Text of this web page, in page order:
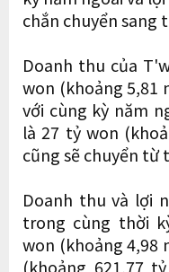
chắn chuyển sang
Doanh thu của
won (khoảng 5,81
với cùng kỳ năm
là 27 tỷ won
cũng sẽ chuyển từ
Doanh thu và lợi
trong cùng thời
won (khoảng 4,98
(khoảng 621,77